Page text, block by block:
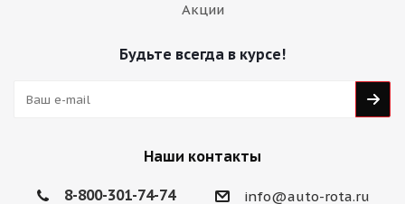
Акции
Будьте всегда в курсе!
Наши контакты
8-800-301-74-74 info@auto-rota.ru